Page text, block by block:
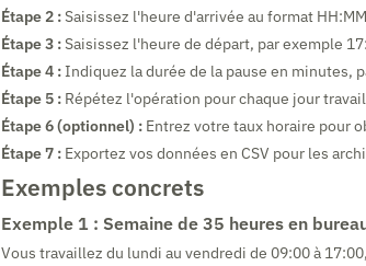
Étape 2 :Saisissez l'heure d'arrivée au format
Étape 3 :Saisissez l'heure de départ, par exemple
Étape 4 :Indiquez la durée de la pause en minutes,
Étape 5 : Répétez l'opération pour chaque jour
Étape 6 (optionnel) : Entrez votre taux horaire pour
Étape 7 : Exportez vos données en CSV pour les
Exemples concrets
Exemple 1 : Semaine de 35 heures en
Vous travaillez du lundi au vendredi de 09:00 à